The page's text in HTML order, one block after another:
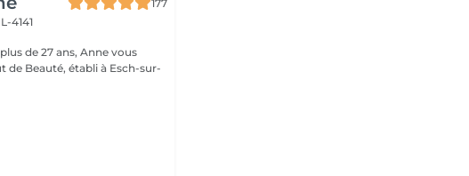
177
4141
de 27 ans, Anne vous
de Beauté, établi à Esch-sur-